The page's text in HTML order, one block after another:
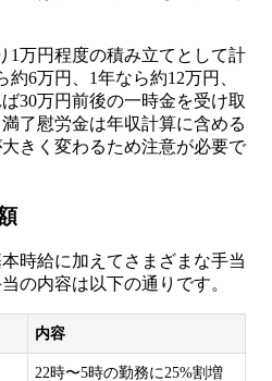
1万円程度の積み立てとして計
6万円、1年なら約12万円、
30万円前後の一時金を受け取
了慰労金は年収計算に含める
きく変わるため注意が必要で
時給に加えてさまざまな手当
の内容は以下の通りです。
内容
22時〜5時の勤務に25%割増